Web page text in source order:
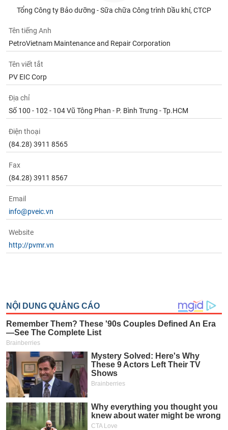
Tổng Công ty Bảo dưỡng - Sữa chữa Công trình Dầu khí, CTCP
Tên tiếng Anh
PetroVietnam Maintenance and Repair Corporation
Tên viết tắt
PV EIC Corp
Địa chỉ
Số 100 - 102 - 104 Vũ Tông Phan - P. Bình Trưng - Tp.HCM
Điện thoại
(84.28) 3911 8565
Fax
(84.28) 3911 8567
Email
info@pveic.vn
Website
http://pvmr.vn
đạo
Tất cả Người nội bộ Người liên quan
Tin
tức
(-)
Bài
của
tác
giả
cáo
phân
tích
Thuật
Dịch
vụ
(-)
Đào
tạo
Sách
tài